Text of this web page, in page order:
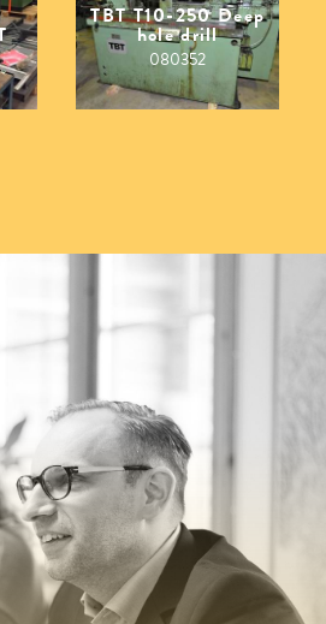
TBT T10-250 Deep
hole drill
080352